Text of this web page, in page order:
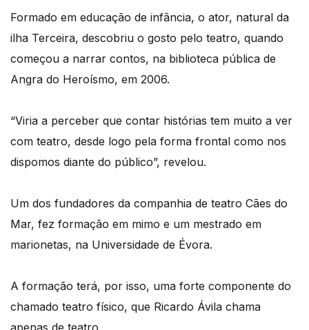
Formado em educação de infância, o ator, natural da
ilha Terceira, descobriu o gosto pelo teatro, quando
começou a narrar contos, na biblioteca pública de
Angra do Heroísmo, em 2006.
“Viria a perceber que contar histórias tem muito a ver
com teatro, desde logo pela forma frontal como nos
dispomos diante do público”, revelou.
Um dos fundadores da companhia de teatro Cães do
Mar, fez formação em mimo e um mestrado em
marionetas, na Universidade de Évora.
A formação terá, por isso, uma forte componente do
chamado teatro físico, que Ricardo Ávila chama